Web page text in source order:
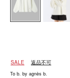
SALE 返品不可
To b. by agnès b.